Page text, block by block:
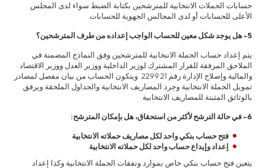
حسابات الحملات الانتخابية للمترشحين بكتابة الضبط سواء لدى المجلس
الأعلى للحسابات أو لدى المجالس الجهوية للحسابات.
5- هل يوجد شكل معين للحساب الواجب إعداده من طرف المترشحين؟
يتم إعداد حساب الحملة الانتخابية للمترشحين وفق النماذج المضمنة في
الملاحق المرفقة للقرار المشترك لوزير الداخلية ووزير العدل ووزير الاقتصاد
والمالية وإصلاح الإدارة رقم 2299.21. ويتكون الحساب من بيان مفصل لمصادر
تمويل الحملة الانتخابية وجرد المصاريف الانتخابية والجداول الملحقة ويرفق
بالوثائق المثبتة للمصاريف الانتخابية.
6- في حالة الترشح لأكثر من استحقاق، هل بإمكان المترشح:
فتح حساب بنكي واحد لكل مصاريف حملاته الانتخابية
إعداد وإيداع حساب واحد لكل حملاته الانتخابية
يتعين فتح حساب بنكي خاص بموارد ونفقات الحملة الانتخابية وكذا إعداد